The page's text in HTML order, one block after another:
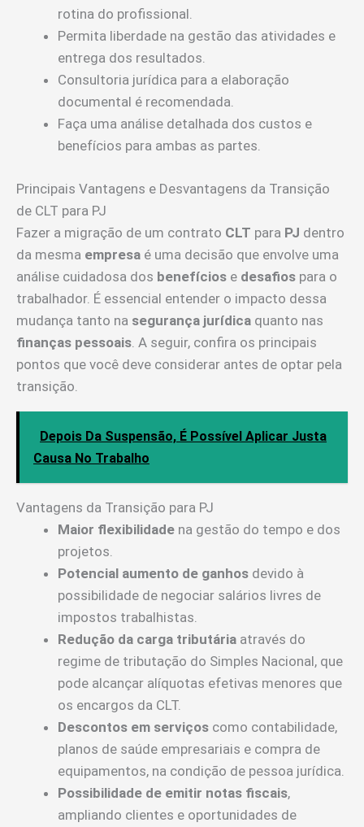
rotina do profissional.
Permita liberdade na gestão das atividades e
entrega dos resultados.
Consultoria jurídica para a elaboração
documental é recomendada.
Faça uma análise detalhada dos custos e
benefícios para ambas as partes.
Principais Vantagens e Desvantagens da Transição
de CLT para PJ
Fazer a migração de um contrato CLT para PJ dentro
da mesma empresa é uma decisão que envolve uma
análise cuidadosa dos benefícios e desafios para o
trabalhador. É essencial entender o impacto dessa
mudança tanto na segurança jurídica quanto nas
finanças pessoais . A seguir, confira os principais
pontos que você deve considerar antes de optar pela
transição.
Depois Da Suspensão, É Possível Aplicar Justa
Causa No Trabalho
Vantagens da Transição para PJ
Maior flexibilidade na gestão do tempo e dos
projetos.
Potencial aumento de ganhos devido à
possibilidade de negociar salários livres de
impostos trabalhistas.
Redução da carga tributária através do
regime de tributação do Simples Nacional, que
pode alcançar alíquotas efetivas menores que
os encargos da CLT.
Descontos em serviços como contabilidade,
planos de saúde empresariais e compra de
equipamentos, na condição de pessoa jurídica.
Possibilidade de emitir notas fiscais,
ampliando clientes e oportunidades de